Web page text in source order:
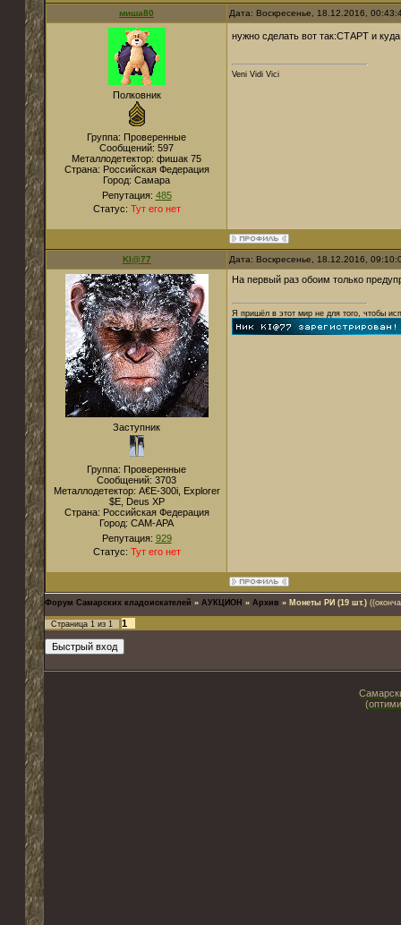
миша80 Дата: Воскресенье, 18.12.2016,
Полковник
Группа: Проверенные
Сообщений: 597
Металлодетектор: фишак 75
Страна: Российская Федерация
Город: Самара
Репутация: 485
Статус: Тут его нет
нужно сделать вот так:СТАРТ и
Veni Vidi Vici
KI@77 Дата: Воскресенье, 18.12.2016,
Заступник
Группа: Проверенные
Сообщений: 3703
Металлодетектор: A€E-300i, Explorer
$E, Deus XP
Страна: Российская Федерация
Город: САМ-АРА
Репутация: 929
Статус: Тут его нет
На первый раз обоим только
Я пришёл в этот мир не для того, чтобы
Форум Самарских кладоискателей » АУКЦИОН » Архив » Монеты РИ (19 шт.)
Страница 1 из 1 1